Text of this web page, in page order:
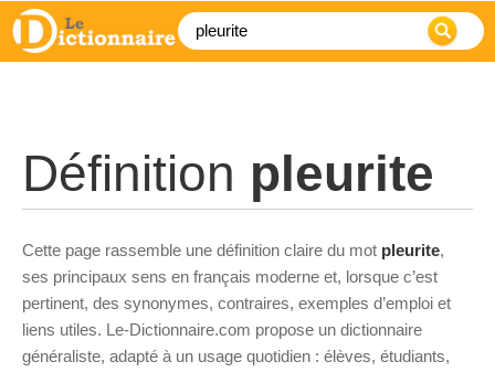
Définition pleurite
Cette page rassemble une définition claire du mot pleurite,
ses principaux sens en français moderne et, lorsque c’est
pertinent, des synonymes, contraires, exemples d’emploi et
liens utiles. Le-Dictionnaire.com propose un dictionnaire
généraliste, adapté à un usage quotidien : élèves, étudiants,